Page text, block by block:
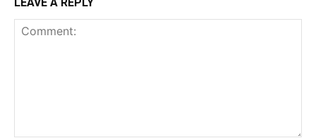
LEAVE A REPLY